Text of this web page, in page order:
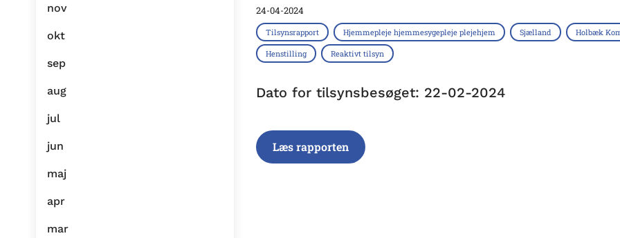
nov
okt
sep
aug
jul
jun
maj
apr
mar
24-04-2024
Tilsynsrapport Hjemmepleje hjemmesygepleje plejehjem Sjælland Holbæk
Henstilling Reaktivt tilsyn
Dato for tilsynsbesøget: 22-02-2024
Læs rapporten